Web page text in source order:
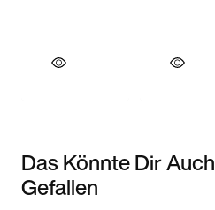
Das Könnte Dir Auch
Gefallen